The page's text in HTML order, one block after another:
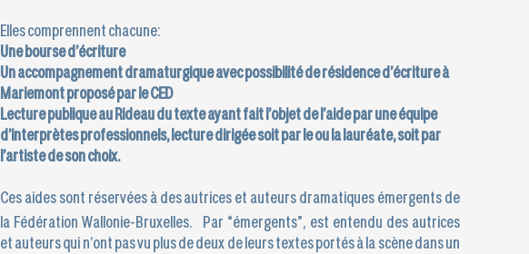
Elles comprennent chacune:
Une bourse d’écriture
Un accompagnement dramaturgique avec possibilité de résidence d’écriture à
Mariemont proposé par le CED
Lecture publique au Rideau du texte ayant fait l’objet de l’aide par une équipe
d’interprètes professionnels, lecture dirigée soit par le ou la lauréate, soit par
l’artiste de son choix.
Ces aides sont réservées à des autrices et auteurs dramatiques émergents de
la Fédération Wallonie-Bruxelles. Par “émergents”, est entendu des autrices
et auteurs qui n’ont pas vu plus de deux de leurs textes portés à la scène dans un